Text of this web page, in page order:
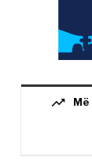
trending_up